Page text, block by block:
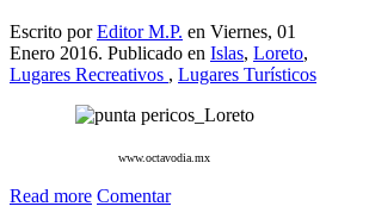
Escrito porEditor M.P. en Viernes, 01
Enero 2016. Publicado en Islas, Loreto,
Lugares Recreativos , Lugares Turísticos
www.octavodia.mx
Read more Comentar